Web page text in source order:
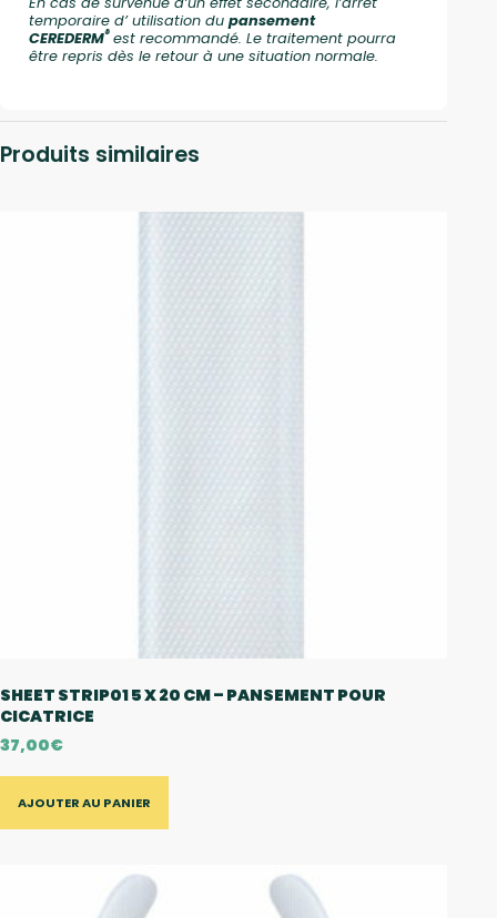
temporaire d’ utilisation du pansement
CEREDERM® est recommandé. Le traitement pourra
être repris dès le retour à une situation normale.
Produits similaires
SHEET STRIP01 5 X 20 CM – PANSEMENT POUR
CICATRICE
37,00€
AJOUTER AU PANIER